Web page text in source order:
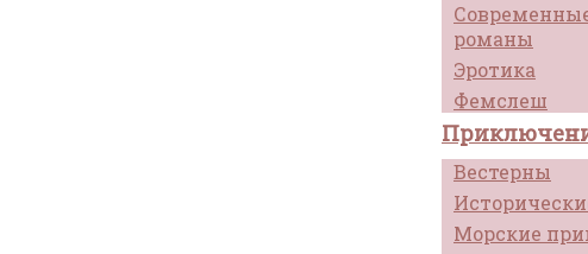
романы
Эротика
Фемслеш
Вестерны
Морские